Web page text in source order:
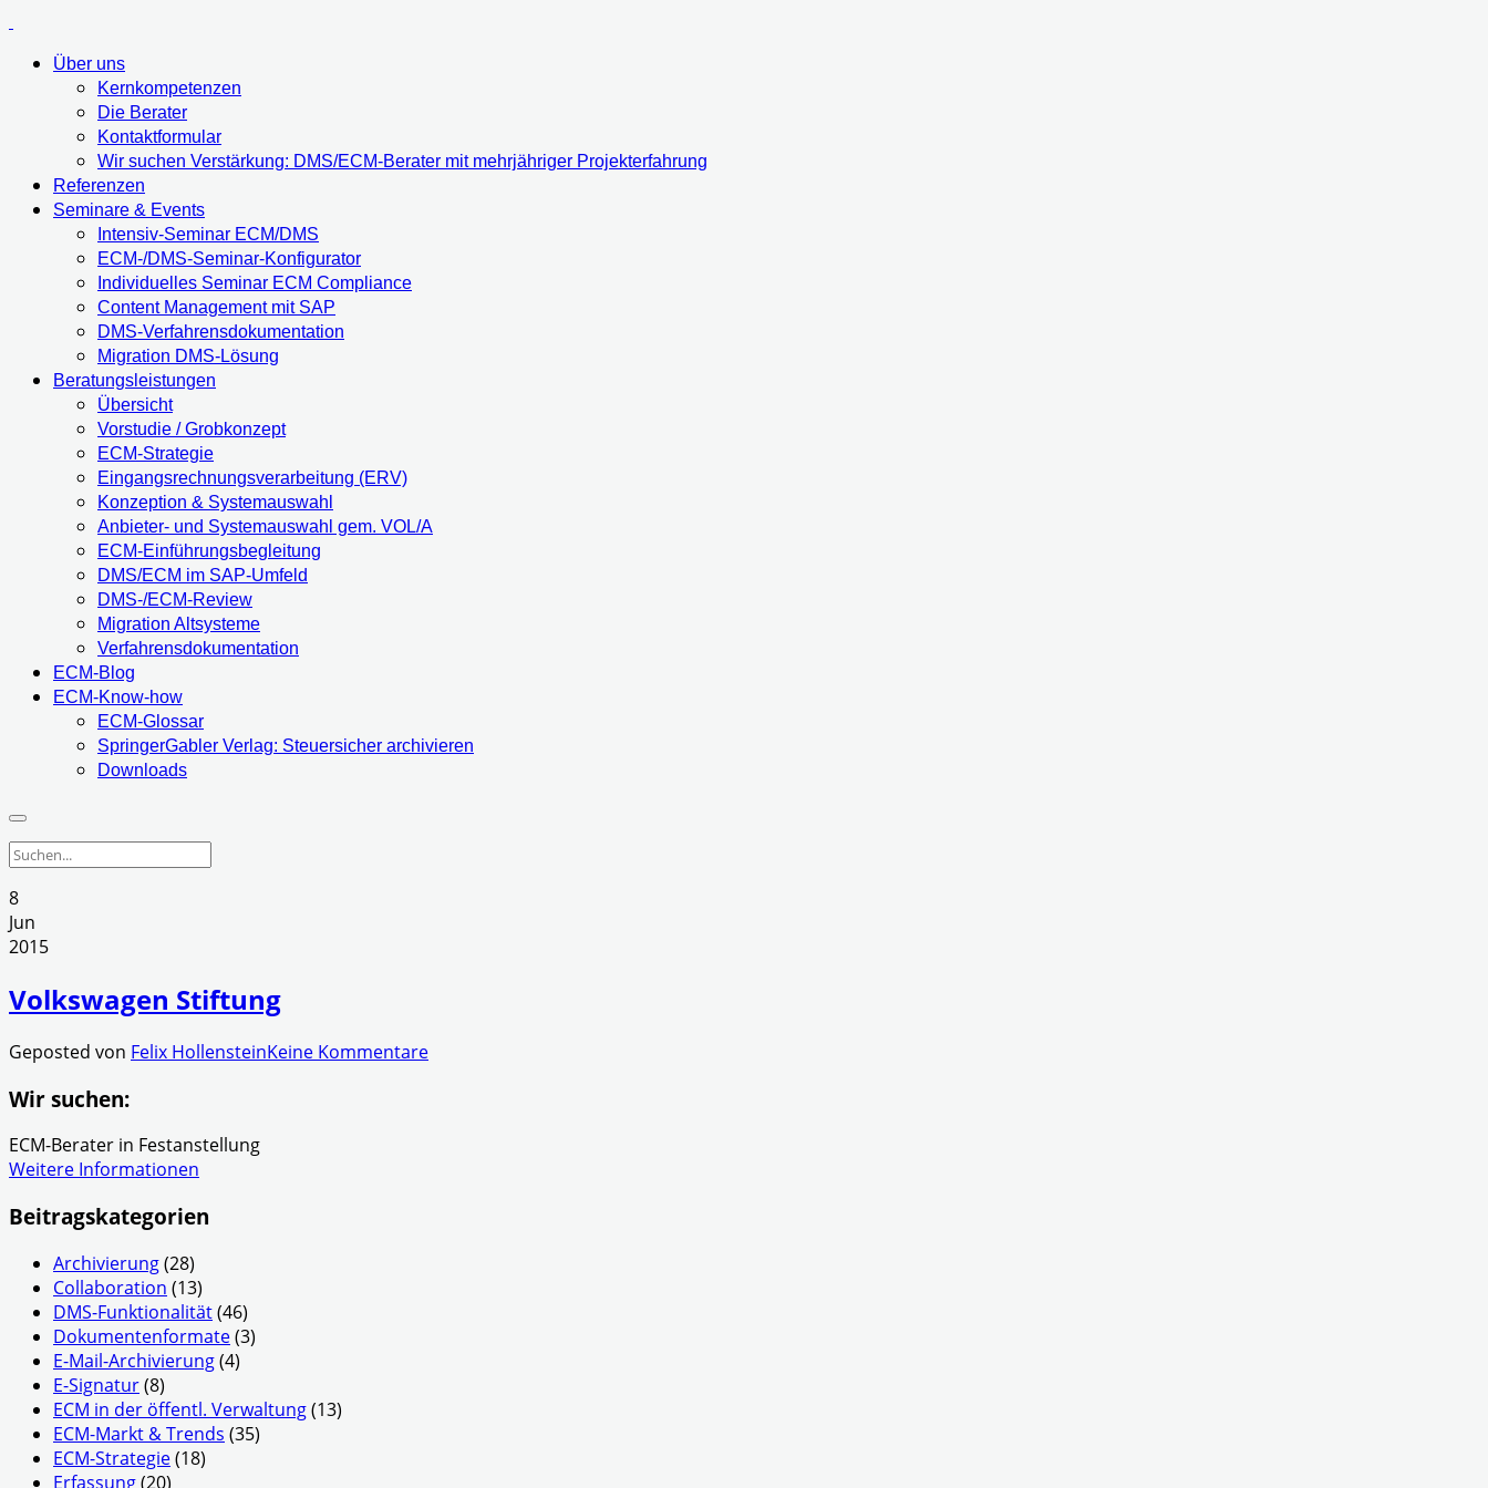
Über uns
Kernkompetenzen
Die Berater
Kontaktformular
Wir suchen Verstärkung: DMS/ECM-Berater mit mehrjähriger Projekterfahrung
Referenzen
Seminare & Events
Intensiv-Seminar ECM/DMS
ECM-/DMS-Seminar-Konfigurator
Individuelles Seminar ECM Compliance
Content Management mit SAP
DMS-Verfahrensdokumentation
Migration DMS-Lösung
Beratungsleistungen
Übersicht
Vorstudie / Grobkonzept
ECM-Strategie
Eingangsrechnungsverarbeitung (ERV)
Konzeption & Systemauswahl
Anbieter- und Systemauswahl gem. VOL/A
ECM-Einführungsbegleitung
DMS/ECM im SAP-Umfeld
DMS-/ECM-Review
Migration Altsysteme
Verfahrensdokumentation
ECM-Blog
ECM-Know-how
ECM-Glossar
SpringerGabler Verlag: Steuersicher archivieren
Downloads
8
Jun
2015
Volkswagen Stiftung
Geposted von Felix HollensteinKeine Kommentare
Wir suchen:
ECM-Berater in Festanstellung
Weitere Informationen
Beitragskategorien
Archivierung(28)
Collaboration (13)
DMS-Funktionalität(46)
Dokumentenformate(3)
E-Mail-Archivierung(4)
E-Signatur(8)
ECM in der öffentl. Verwaltung(13)
ECM-Markt & Trends (35)
ECM-Strategie(18)
Erfassung(20)